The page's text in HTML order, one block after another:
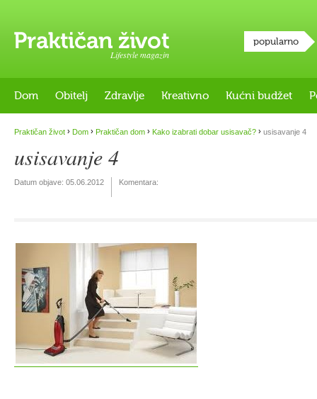
Lifestyle magazin
popularno
Dom Obitelj Zdravlje Kreativno Kućni budžet
Praktičan život › Dom › Praktičan dom › Kako izabrati dobar usisavač? › usisavanje 4
usisavanje 4
Datum objave: 05.06.2012 Komentara: